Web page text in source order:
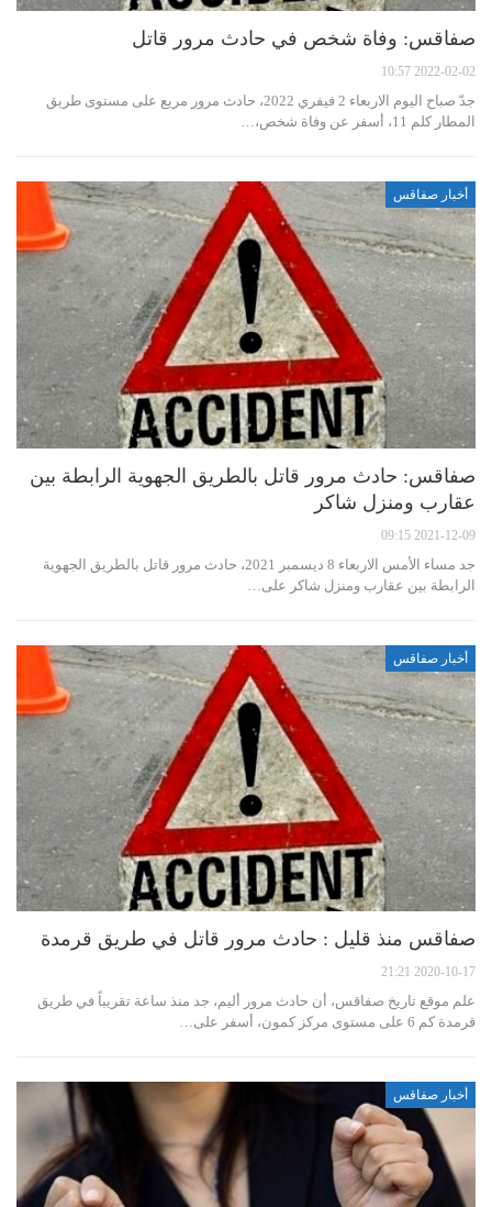
صفاقس: وفاة شخص في حادث مرور قاتل
2022-02-02 10:57
جدّ صباح اليوم الاربعاء 2 فيفري 2022، حادث مرور مريع على مستوى طريق
المطار كلم 11، أسفر عن وفاة شخص،…
أخبار صفاقس
صفاقس: حادث مرور قاتل بالطريق الجهوية الرابطة بين
عقارب ومنزل شاكر
2021-12-09 09:15
جد مساء الأمس الاربعاء 8 ديسمبر 2021، حادث مرور قاتل بالطريق الجهوية
الرابطة بين عقارب ومنزل شاكر على…
أخبار صفاقس
صفاقس منذ قليل : حادث مرور قاتل في طريق قرمدة
2020-10-17 21:21
علم موقع تاريخ صفاقس، أن حادث مرور أليم، جد منذ ساعة تقريباً في طريق
قرمدة كم 6 على مستوى مركز كمون، أسفر على…
أخبار صفاقس